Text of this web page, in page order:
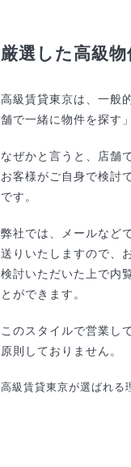
厳選した高級
高級賃貸東京は、一般
舗で一緒に物件を探す
なぜかと言うと、店舗
お客様がご自身で検討
です。
弊社では、メールなど
送りいたしますので、
検討いただいた上で内
とができます。
このスタイルで営業し
原則しておりません。
高級賃貸東京が選ばれる